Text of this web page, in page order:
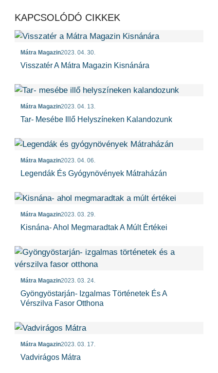
KAPCSOLÓDÓ CIKKEK
Mátra Magazin2023. 04. 30.
Visszatér A Mátra Magazin Kisnánára
Mátra Magazin2023. 04. 13.
Tar- Mesébe Illő Helyszíneken Kalandozunk
Mátra Magazin2023. 04. 06.
Legendák És Gyógynövények Mátraházán
Mátra Magazin2023. 03. 29.
Kisnána- Ahol Megmaradtak A Múlt Értékei
Mátra Magazin2023. 03. 24.
Gyöngyöstarján- Izgalmas Történetek És A
Vérszilva Fasor Otthona
Mátra Magazin2023. 03. 17.
Vadvirágos Mátra